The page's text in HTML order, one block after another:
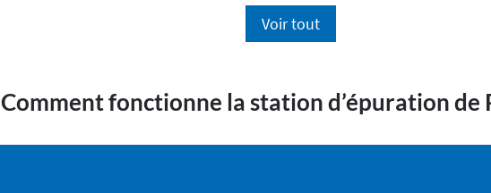
Voir tout
Comment fonctionne la station d’épuration de